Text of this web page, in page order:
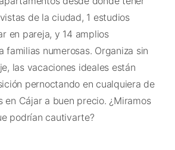
de la ciudad, 1 estudios
en pareja, y 14 amplios
familias numerosas. Organiza sin
las vacaciones ideales están
pernoctando en cualquiera de
en Cájar a buen precio. ¿Miramos
podrían cautivarte?